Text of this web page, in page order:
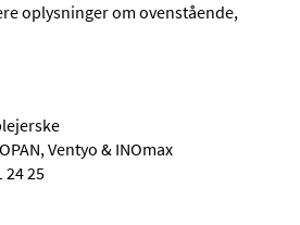
oplysninger om ovenstående,
Ventyo & INOmax
24 25